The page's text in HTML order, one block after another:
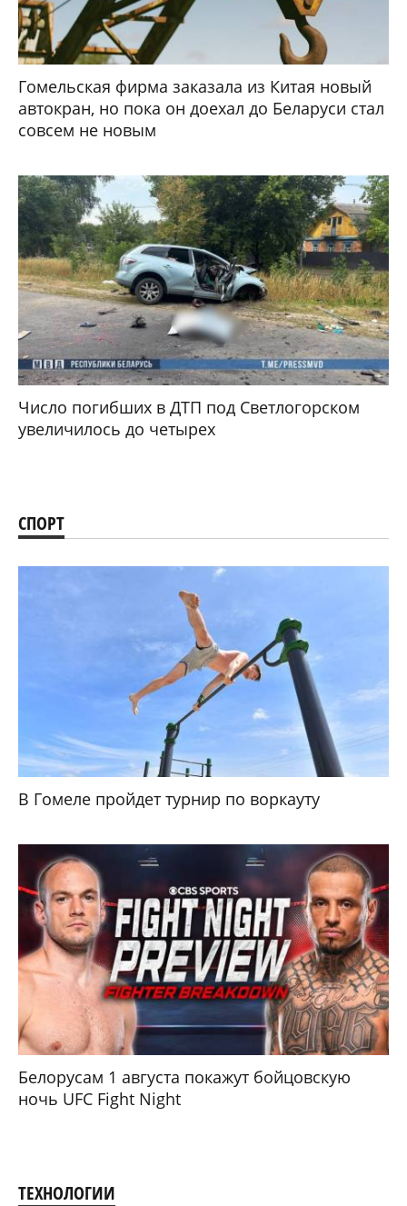
Гомельская фирма заказала из Китая новый
автокран, но пока он доехал до Беларуси стал
совсем не новым
Число погибших в ДТП под Светлогорском
увеличилось до четырех
СПОРТ
В Гомеле пройдет турнир по воркауту
Белорусам 1 августа покажут бойцовскую
ночь UFC Fight Night
ТЕХНОЛОГИИ